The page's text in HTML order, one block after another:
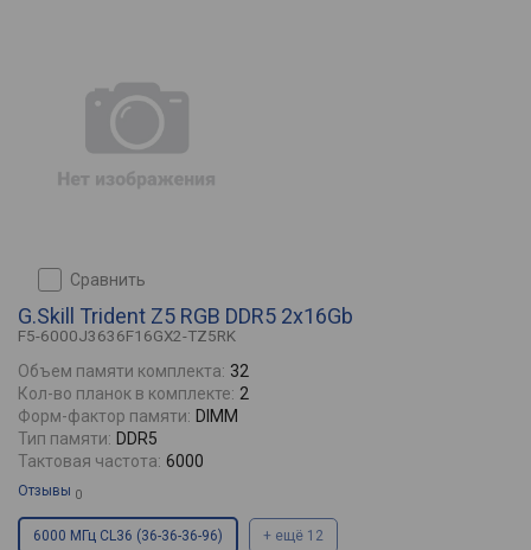
сравнить
G.Skill Trident Z5 RGB DDR5 2x16Gb
F5-6000J3636F16GX2-TZ5RK
Объем памяти комплекта: 32
Кол-во планок в комплекте: 2
Форм-фактор памяти: DIMM
Тип памяти: DDR5
Тактовая частота: 6000
Отзывы 0
6000 МГц CL36 (36-36-36-96) + ещё 12